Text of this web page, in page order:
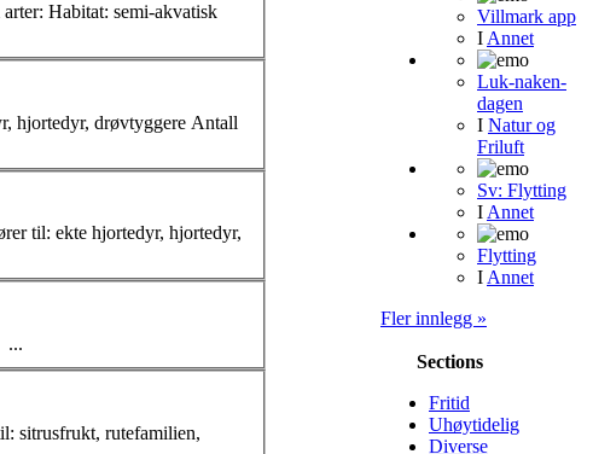
arter: Habitat: semi-akvatisk
Litt om Hjorter Hjort Vitenskapelig(e) navn: Cervus elaphus Norsk(e) navn: hjort, kronhjort, rødhjort m.m. Hører til: ekte hjortedyr, hjortedyr, drøvtyggere Antall
: ...
Villmark app
I Annet
Luk-naken-
dagen
I Natur og
Friluft
Sv: Flytting
I Annet
Flytting
I Annet
Fler innlegg »
Sections
Fritid
Uhøytidelig
Diverse